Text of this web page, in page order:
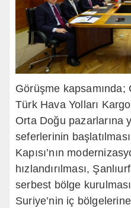
Görüşme kapsamında;
Türk Hava Yolları
Orta Doğu pazarlarına
seferlerinin
Kapısı’nın
hızlandırılması,
serbest bölge
Suriye’nin iç